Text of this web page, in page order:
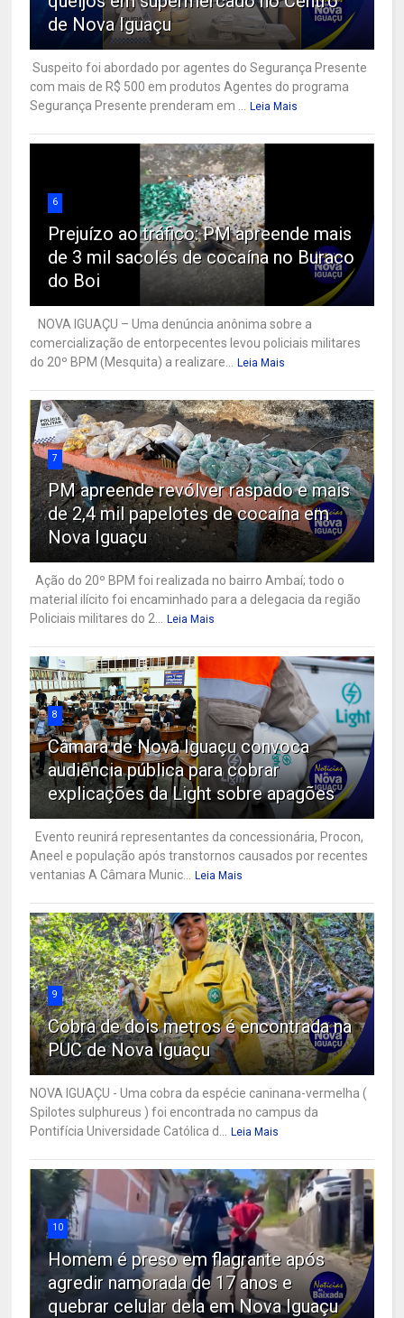
de Nova Iguaçu
Suspeito foi abordado por agentes do Segurança Presente
com mais de R$ 500 em produtos Agentes do programa
Segurança Presente prenderam em ...
Leia Mais
6
Prejuízo ao tráfico: PM apreende mais
de 3 mil sacolés de cocaína no Buraco
do Boi
NOVA IGUAÇU – Uma denúncia anônima sobre a
comercialização de entorpecentes levou policiais militares
do 20º BPM (Mesquita) a realizare...
Leia Mais
7
PM apreende revólver raspado e mais
de 2,4 mil papelotes de cocaína em
Nova Iguaçu
Ação do 20º BPM foi realizada no bairro Ambaí; todo o
material ilícito foi encaminhado para a delegacia da região
Policiais militares do 2...
Leia Mais
8
Câmara de Nova Iguaçu convoca
audiência pública para cobrar
explicações da Light sobre apagões
Evento reunirá representantes da concessionária, Procon,
Aneel e população após transtornos causados por recentes
ventanias A Câmara Munic...
Leia Mais
9
Cobra de dois metros é encontrada na
PUC de Nova Iguaçu
NOVA IGUAÇU - Uma cobra da espécie caninana-vermelha (
Spilotes sulphureus ) foi encontrada no campus da
Pontifícia Universidade Católica d...
Leia Mais
10
Homem é preso em flagrante após
agredir namorada de 17 anos e
quebrar celular dela em Nova Iguaçu